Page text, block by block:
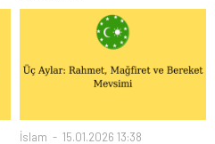
İslam 15.01.2026 13:38